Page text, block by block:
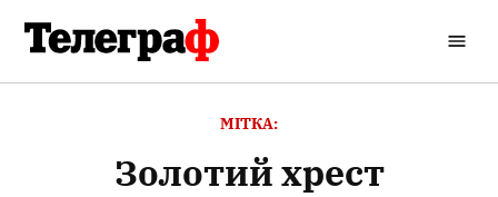
вмісту
Телеграф
МІТКА:
Золотий хрест